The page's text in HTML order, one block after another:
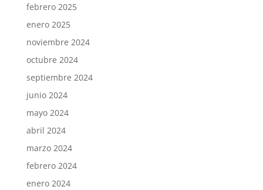
febrero 2025
enero 2025
noviembre 2024
octubre 2024
septiembre 2024
junio 2024
mayo 2024
abril 2024
marzo 2024
febrero 2024
enero 2024